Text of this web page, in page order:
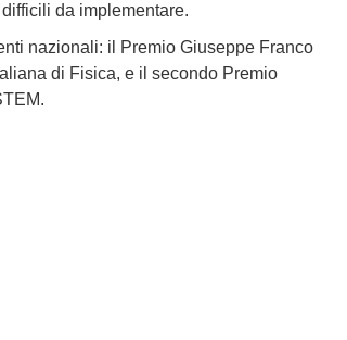
da implementare.
nazionali: il Premio Giuseppe Franco
di Fisica, e il secondo Premio